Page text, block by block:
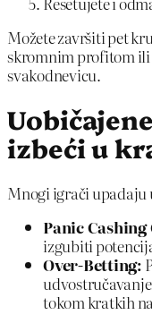
Možete završiti pet
skromnim profitom ili
svakodnevicu.
izbeći u
Mnogi igrači upadaju
Panic Cashing
izgubiti
Over‑Betting:
tokom kratkih